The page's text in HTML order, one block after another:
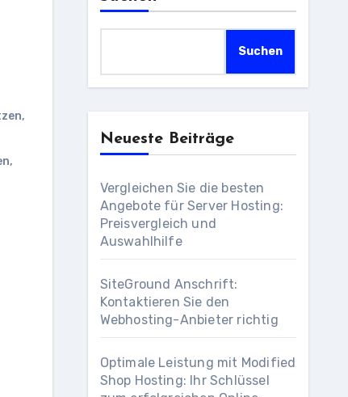
,
,
Suchen
Neueste Beiträge
Vergleichen Sie die besten
Angebote für Server Hosting:
Preisvergleich und
Auswahlhilfe
SiteGround Anschrift:
Kontaktieren Sie den
Webhosting-Anbieter richtig
Optimale Leistung mit Modified
Shop Hosting: Ihr Schlüssel